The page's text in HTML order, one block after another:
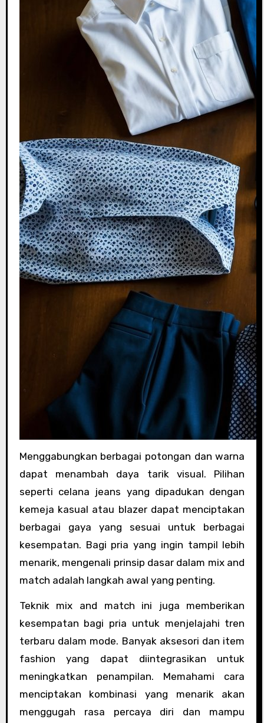
Menggabungkan berbagai potongan dan warna
dapat menambah daya tarik visual. Pilihan
seperti celana jeans yang dipadukan dengan
kemeja kasual atau blazer dapat menciptakan
berbagai gaya yang sesuai untuk berbagai
kesempatan. Bagi pria yang ingin tampil lebih
menarik, mengenali prinsip dasar dalam mix and
match adalah langkah awal yang penting.
Teknik mix and match ini juga memberikan
kesempatan bagi pria untuk menjelajahi tren
terbaru dalam mode. Banyak aksesori dan item
fashion yang dapat diintegrasikan untuk
meningkatkan penampilan. Memahami cara
menciptakan kombinasi yang menarik akan
menggugah rasa percaya diri dan mampu